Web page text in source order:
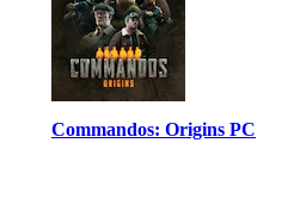
Commandos: Origins PC